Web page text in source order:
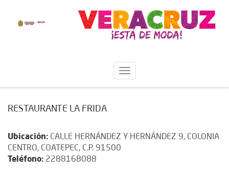
RESTAURANTE LA FRIDA
Ubicación: CALLE HERNÁNDEZ Y HERNÁNDEZ 9, COLONIA
CENTRO, COATEPEC, C.P. 91500
Teléfono: 2288168088